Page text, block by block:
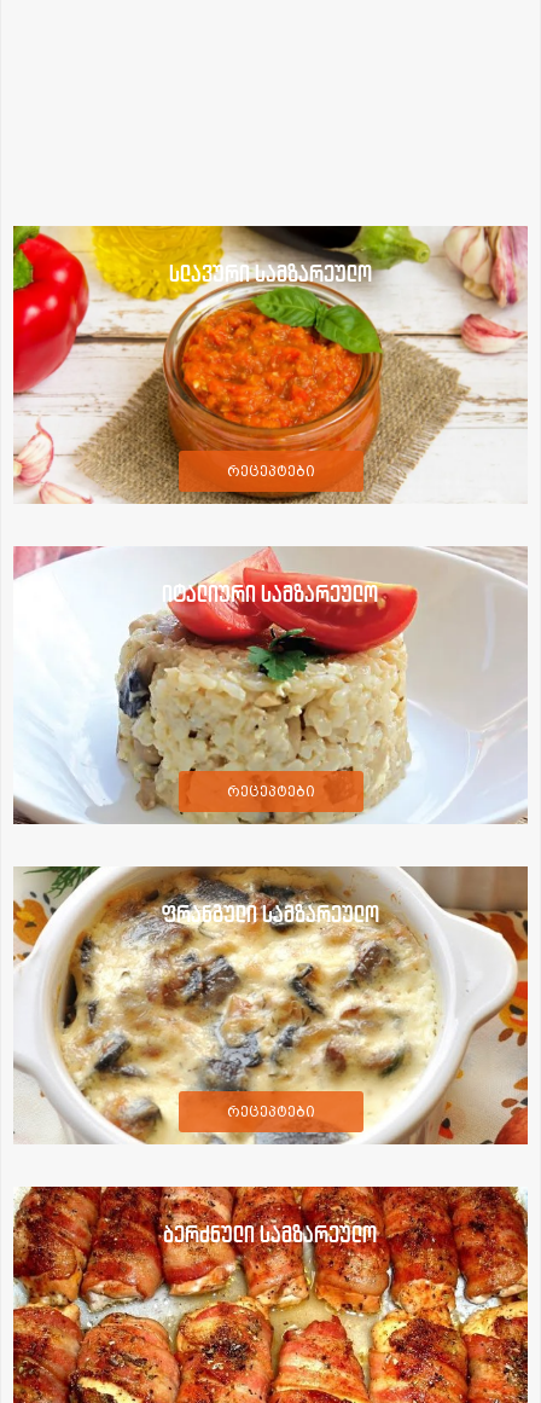
სლავური სამზარეულო
რეცეპტები
იტალიური სამზარეულო
რეცეპტები
ფრანგული სამზარეულო
რეცეპტები
ბერძნული სამზარეულო